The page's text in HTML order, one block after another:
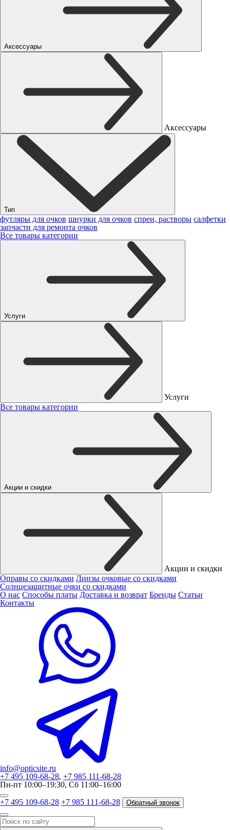
Аксессуары
Аксессуары
Тип
футляры для очков шнурки для очков спреи, растворы салфетки
запчасти для ремонта очков
Все товары категории
Услуги
Услуги
Все товары категории
Акции и скидки
Акции и скидки
Оправы со скидками Линзы очковые со скидками
Солнцезащитные очки со скидками
О нас Способы платы Доставка и возврат Бренды Статьи
Контакты
info@opticsite.ru
+7 495 109-68-28, +7 985 111-68-28
Пн-пт 10:00–19:30, Сб 11:00–16:00
+7 495 109-68-28 +7 985 111-68-28 Обратный звонок